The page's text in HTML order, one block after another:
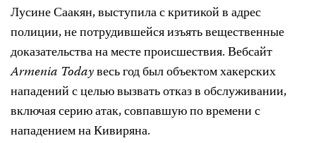
Лусине Саакян, выступила с критикой в адрес
полиции, не потрудившейся изъять вещественные
доказательства на месте происшествия. Вебсайт
Armenia Todayвесь год был объектом хакерских
нападений с целью вызвать отказ в обслуживании,
включая серию атак, совпавшую по времени с
нападением на Кивиряна.